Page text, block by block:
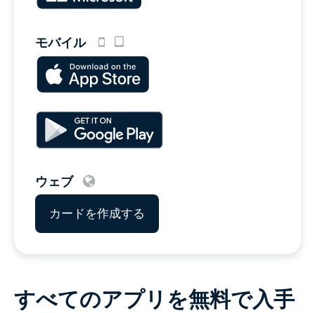
モバイル
ウェブ
カードを作成する
すべてのアプリを無料で入手